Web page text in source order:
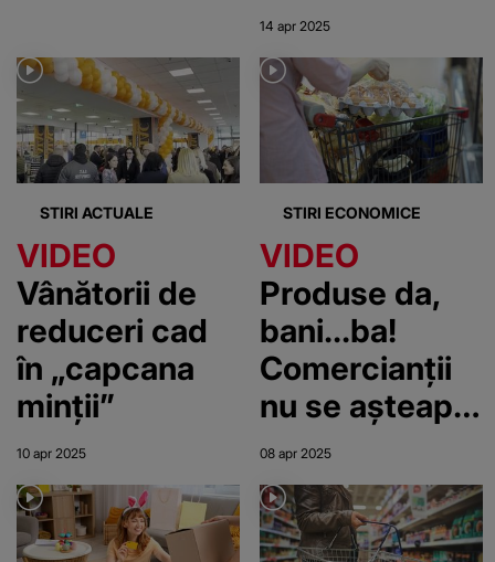
14 apr 2025
STIRI ACTUALE
VIDEO
Vânătorii de
reduceri cad
în „capcana
minții”
10 apr 2025
STIRI ECONOMICE
VIDEO
Produse da,
bani...ba!
Comercianții
nu se așteaptă
la vânzări
foarte mari de
Paște
08 apr 2025